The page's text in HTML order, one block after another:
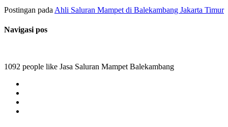
Postingan pada Ahli Saluran Mampet di Balekambang Jakarta Timur
Navigasi pos
1092 people like Jasa Saluran Mampet Balekambang